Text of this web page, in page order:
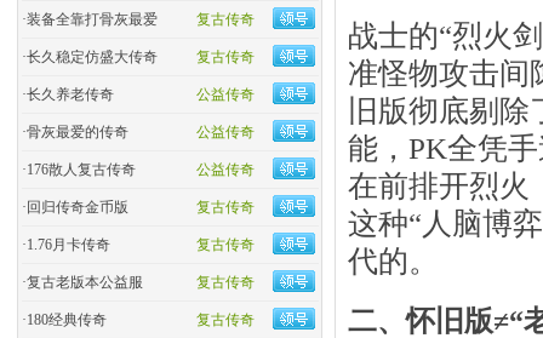
复古传奇
·装备全靠打骨灰最爱
复古传奇
·长久稳定仿盛大传奇
公益传奇
·长久养老传奇
公益传奇
·骨灰最爱的传奇
公益传奇
·176散人复古传奇
复古传奇
· 回归传奇金币版
复古传奇
·1.76月卡传奇
复古传奇
·复古老版本公益服
复古传奇
·180经典传奇
战士的“烈火
准怪物攻击
旧版彻底剔
能，PK全凭
在前排开烈
这种“人脑博
代的。
二、怀旧版≠“